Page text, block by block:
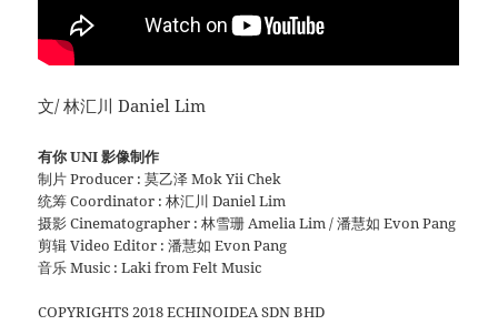
文/ 林汇川 Daniel Lim
有你 UNI 影像制作
制片 Producer : 莫乙泽 Mok Yii Chek
统筹 Coordinator : 林汇川 Daniel Lim
摄影 Cinematographer : 林雪珊 Amelia Lim / 潘慧如 Evon Pang
剪辑 Video Editor : 潘慧如 Evon Pang
音乐 Music : Laki from Felt Music
COPYRIGHTS 2018 ECHINOIDEA SDN BHD